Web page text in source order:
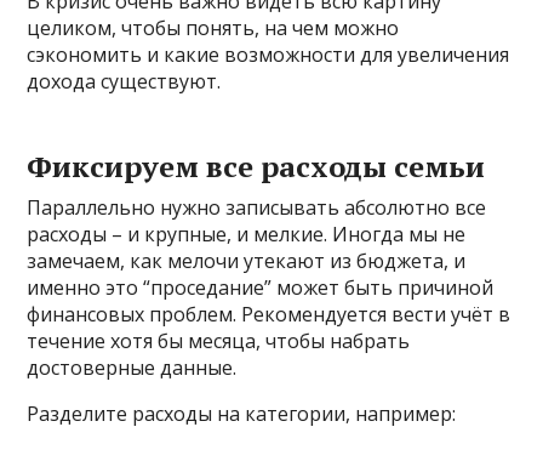
целиком, чтобы понять, на чем можно
сэкономить и какие возможности для увеличения
дохода существуют.
Фиксируем все расходы семьи
Параллельно нужно записывать абсолютно все
расходы – и крупные, и мелкие. Иногда мы не
замечаем, как мелочи утекают из бюджета, и
именно это “проседание” может быть причиной
финансовых проблем. Рекомендуется вести учёт в
течение хотя бы месяца, чтобы набрать
достоверные данные.
Разделите расходы на категории, например: